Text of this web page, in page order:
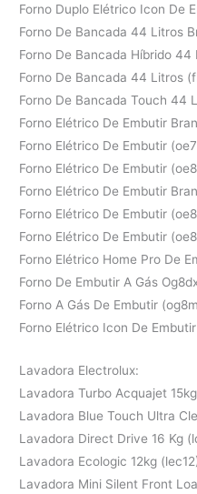
Forno Duplo Elétrico Icon De
Forno De Bancada 44 Litros
Forno De Bancada Híbrido
Forno De Bancada 44 Litros
Forno De Bancada Touch 44
Forno Elétrico De Embutir
Forno Elétrico De Embutir
Forno Elétrico De Embutir
Forno Elétrico De Embutir
Forno Elétrico De Embutir
Forno Elétrico De Embutir
Forno Elétrico Home Pro De
Forno De Embutir A Gás
Forno A Gás De Embutir
Forno Elétrico Icon De
Lavadora Electrolux:
Lavadora Turbo Acquajet
Lavadora Blue Touch Ultra
Lavadora Direct Drive 16 Kg
Lavadora Ecologic 12kg
Lavadora Mini Silent Front